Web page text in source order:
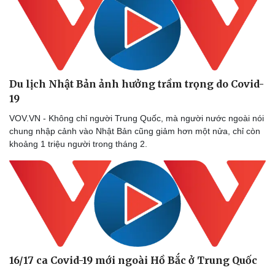
Lịch thi đấu bóng đá
Thế giới thể thao
Ô tô - Xe máy
Xe máy
Du lịch Nhật Bản ảnh hưởng trầm trọng do Covid-
19
VOV.VN - Không chỉ người Trung Quốc, mà người nước ngoài nói
chung nhập cảnh vào Nhật Bản cũng giảm hơn một nửa, chỉ còn
khoảng 1 triệu người trong tháng 2.
16/17 ca Covid-19 mới ngoài Hồ Bắc ở Trung Quốc